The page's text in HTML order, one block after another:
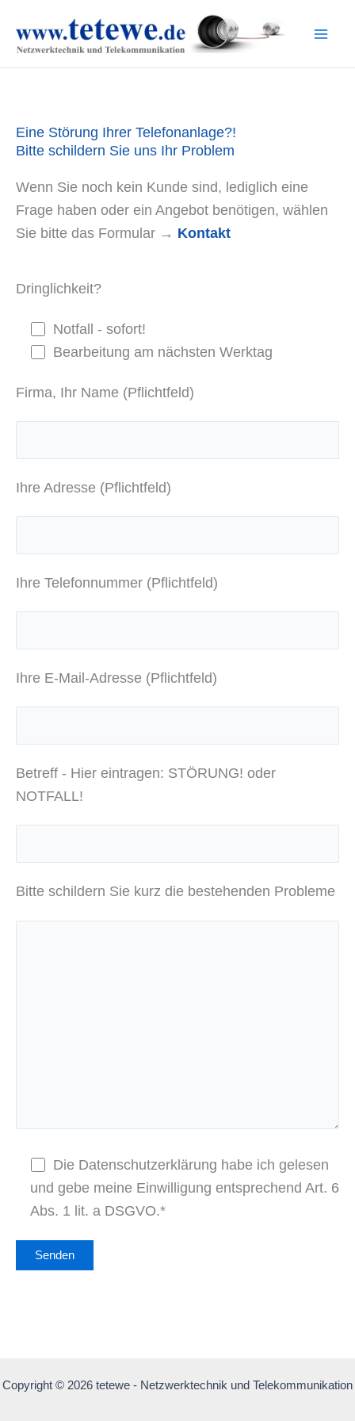
Inhalt
springen
Eine Störung Ihrer Telefonanlage?!
Bitte schildern Sie uns Ihr Problem
Wenn Sie noch kein Kunde sind, lediglich eine
Frage haben oder ein Angebot benötigen, wählen
Sie bitte das Formular → Kontakt
Dringlichkeit?
Notfall - sofort!
Bearbeitung am nächsten Werktag
Firma, Ihr Name (Pflichtfeld)
Ihre Adresse (Pflichtfeld)
Ihre Telefonnummer (Pflichtfeld)
Ihre E-Mail-Adresse (Pflichtfeld)
Betreff - Hier eintragen: STÖRUNG! oder
NOTFALL!
Bitte schildern Sie kurz die bestehenden Probleme
Die Datenschutzerklärung habe ich gelesen
und gebe meine Einwilligung entsprechend Art. 6
Abs. 1 lit. a DSGVO.*
Copyright © 2026 tetewe - Netzwerktechnik und Telekommunikation